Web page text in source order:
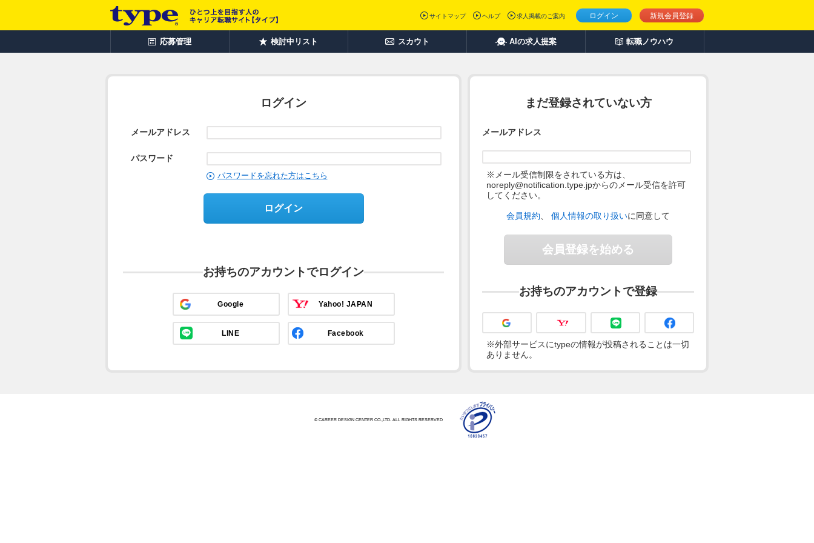
ログイン 新規会員登録
サイトマップ ヘルプ 求人掲載のご案内
応募管理 検討中リスト スカウト AIの求人提案 転職ノウハウ
ログイン
メールアドレス
パスワード
パスワードを忘れた方はこちら
ログイン
お持ちのアカウントでログイン
Google Yahoo! JAPAN
LINE Facebook
まだ登録されていない方
メールアドレス
※メール受信制限をされている方は、
noreply@notification.type.jpからのメール受信を許可
してください。
会員規約 個人情報の取り扱いに同意して
会員登録を始める
お持ちのアカウントで登録
※外部サービスにtypeの情報が投稿されることは一切
ありません。
© CAREER DESIGN CENTER CO.,LTD. ALL RIGHTS RESERVED